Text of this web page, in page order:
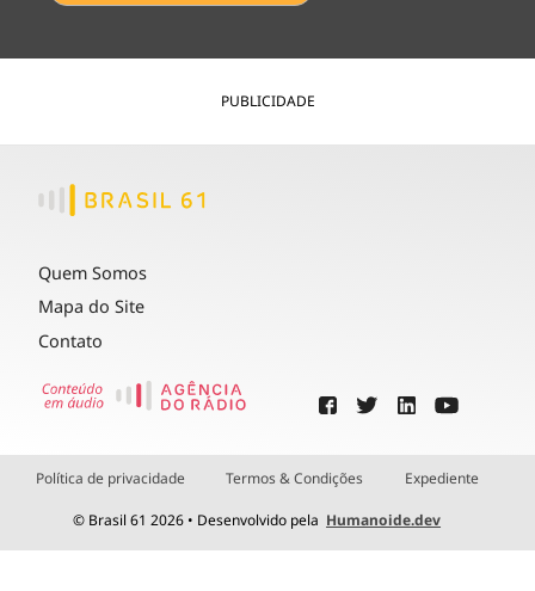
PUBLICIDADE
Quem Somos
Mapa do Site
Contato
Política de privacidade Termos & Condições Expediente
© Brasil 61 2026 • Desenvolvido pela Humanoide.dev